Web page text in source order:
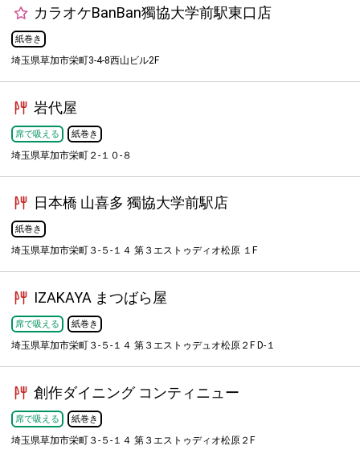
カラオケBanBan獨協大学前駅東口店
紙巻き
埼玉県草加市栄町3-4-8西山ビル2F
岩代屋
席で吸える 紙巻き
埼玉県草加市栄町２-１０-８
日本橋 山喜多 獨協大学前駅店
紙巻き
埼玉県草加市栄町３-５-１４ 第３エストゥディオ松原 １F
IZAKAYA まつばら屋
席で吸える 紙巻き
埼玉県草加市栄町３-５-１４ 第３エストゥデュオ松原２F D-１
創作ダイニング コンティニュー
席で吸える 紙巻き
埼玉県草加市栄町３-５-１４ 第３エストゥディオ松原２F